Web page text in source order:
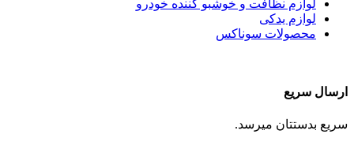
لوازم نظافت و خوشبو کننده خودرو
لوازم یدکی
محصولات سوناکس
ارسال سریع
سریع بدستتان میرسد.